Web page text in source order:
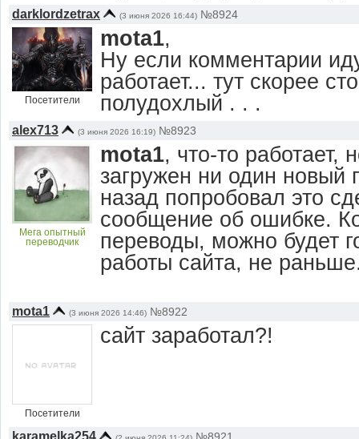
darklordzetrax (3 июня 2026 16:44) №8924
Посетители
mota1,
Ну если комментарии
работает... тут скорее
полудохлый . . .
alex713 (3 июня 2026 16:19) №8923
Мега опытный
переводчик
mota1, что-то
загружен ни один новый
назад попробовал это
сообщение об ошибке.
переводы, можно будет
работы сайта, не
mota1 (3 июня 2026 14:46) №8922
Посетители
сайт заработал?!
karamelka254